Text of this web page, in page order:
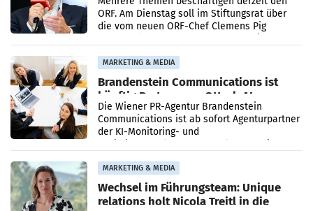
ORF. Am Dienstag soll im Stiftungsrat über
die vom neuen ORF-Chef Clemens Pig
MARKETING & MEDIA
Brandenstein Communications ist
künftig Partner von OtterlyAI
Die Wiener PR-Agentur Brandenstein
Communications ist ab sofort Agenturpartner
der KI-Monitoring- und
MARKETING & MEDIA
Wechsel im Führungsteam: Unique
relations holt Nicola Treitl in die